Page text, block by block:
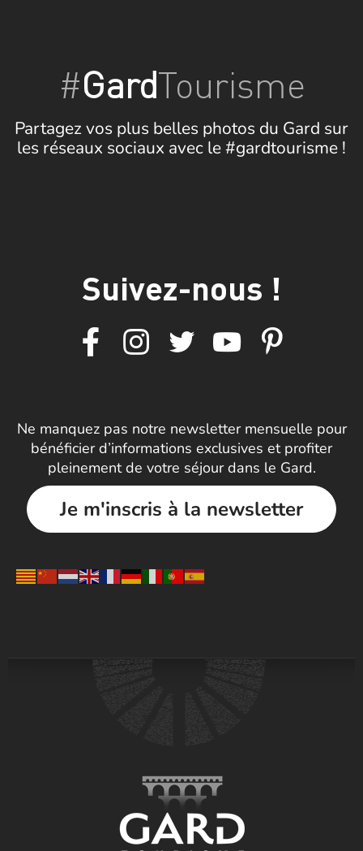
#GardTourisme
Partagez vos plus belles photos du Gard sur
les réseaux sociaux avec le #gardtourisme !
Suivez-nous !
Ne manquez pas notre newsletter mensuelle pour
bénéficier d’informations exclusives et profiter
pleinement de votre séjour dans le Gard.
Je m'inscris à la newsletter